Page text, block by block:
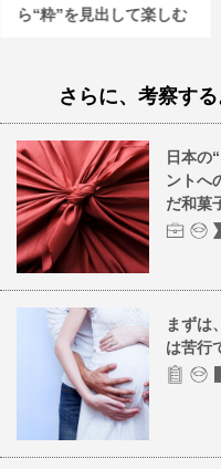
ら“粋”を見出して楽しむ
さらに、考察す
日本の
ントへ
だ和菓
まずは
は苦行